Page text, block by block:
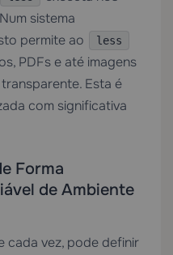
sistema
permite ao
less
PDFs e até imagens
Esta é
com significativa
Forma
de Ambiente
cada vez, pode definir